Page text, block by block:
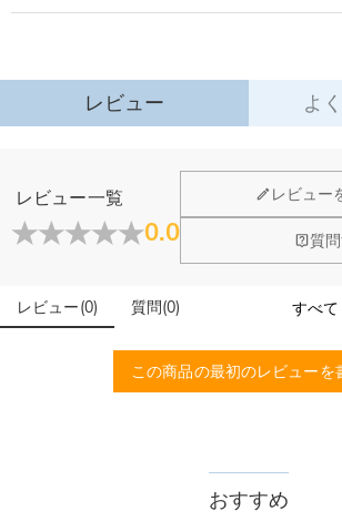
インテリアとして飾るだけでなく、愛や笑い、団らん
・新米パパママへ：家族誕生の喜びを記念する、心の
・思い出を大切にする方へ：ストーリーを持つインテ
ただの置物ではなく、木でできた優しい抱擁。
目に見える家族の物語として、毎日大切に残せます。
閉じる
詳細はこちら
以内に返品＆交換できます。
詳細はこちら
レビュー よ
レビュー一覧
0.0
レビュー
質
レビュー(0) 質問(0)
この商品の最初のレビューを
ホーム＆雑貨
大量注文の制作は承っておりますか
はい、対応可能です。ご希望の数量、デ
いたします。お気軽にお問い合わせくださ
ードする画像に要求や制限等はあり
商品のベスト効果のために、お写真を選ぶ
配送＆返品について
無料となります。（一部離島や遠方へご
納期=製作作業時間+配送時間 受注製作品
認してから制作となります。大量生産品
商品に納品書などの明細書は同梱さ
おすすめ